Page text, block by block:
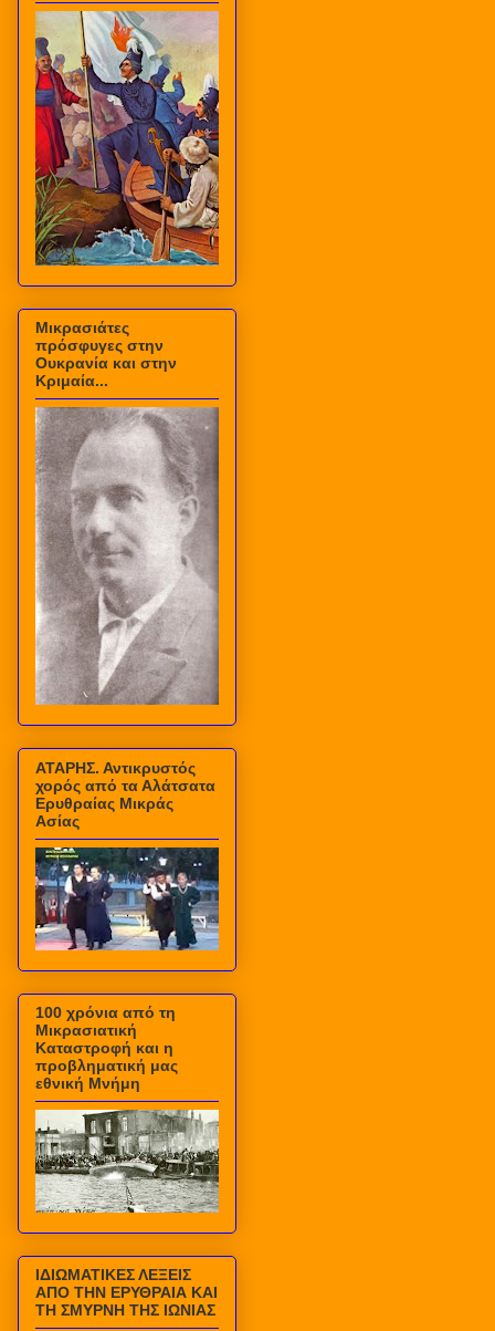
Μικρασιάτες
πρόσφυγες στην
Ουκρανία και στην
Κριμαία...
ΑΤΑΡΗΣ. Αντικρυστός
χορός από τα Αλάτσατα
Ερυθραίας Μικράς
Ασίας
100 χρόνια από τη
Μικρασιατική
Καταστροφή και η
προβληματική μας
εθνική Μνήμη
ΙΔΙΩΜΑΤΙΚΕΣ ΛΕΞΕΙΣ
ΑΠΟ ΤΗΝ ΕΡΥΘΡΑΙΑ ΚΑΙ
ΤΗ ΣΜΥΡΝΗ ΤΗΣ ΙΩΝΙΑΣ